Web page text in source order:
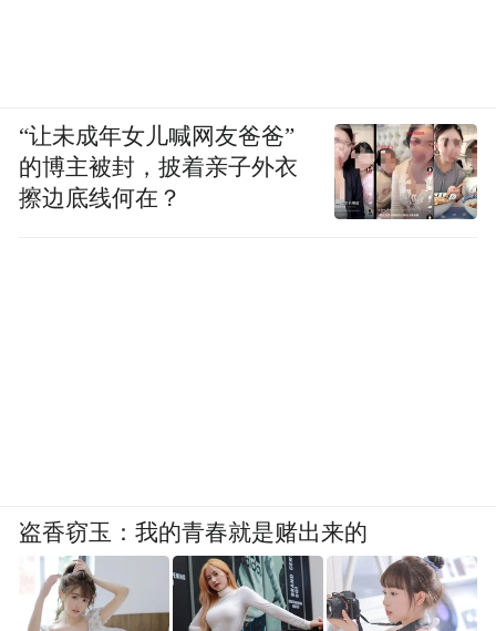
“让未成年女儿喊网友爸爸”
的博主被封，披着亲子外衣
擦边底线何在？
盗香窃玉：我的青春就是赌出来的